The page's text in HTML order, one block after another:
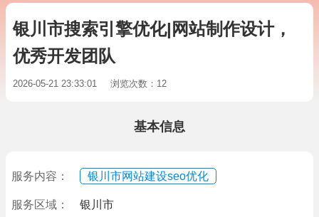
银川市搜索引擎优化|网站制作设计，
优秀开发团队
2026-05-21 23:33:01 浏览次数：12
基本信息
服务内容： 银川市网站建设seo优化
服务区域： 银川市